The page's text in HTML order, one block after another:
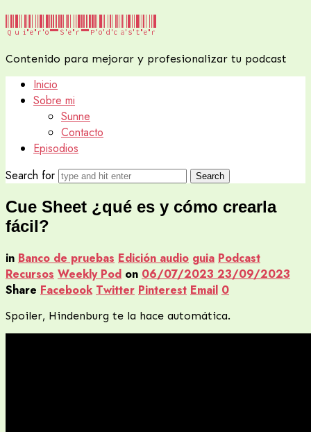
Quiero
Podcaster
Quiero Ser Podcaster
Contenido para mejorar y profesionalizar tu podcast
Inicio
Sobre mi
Sunne
Contacto
Episodios
Search for
Cue Sheet ¿qué es y cómo crearla
fácil?
in Banco de pruebas Edición audio guia Podcast
Recursos Weekly Pod on 06/07/2023 23/09/2023
Share Facebook Twitter Pinterest Email 0
Spoiler, Hindenburg te la hace automática.